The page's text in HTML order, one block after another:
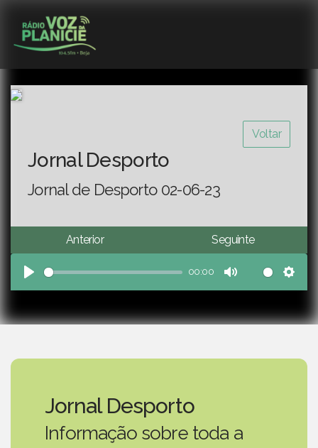
Voltar
Jornal Desporto
Jornal de Desporto 02-06-23
Anterior Seguinte
Play
00:00
Mute
Jornal Desporto
Informação sobre toda a